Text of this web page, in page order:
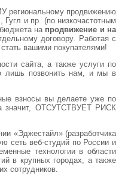
продвижению
и пр. (по низкочастотным
на продвижение и на
договору. Работая с
вашими покупателями!
сайта, а также услуги по
лишь позвонить нам, и мы в
взносы вы делаете уже по
а значит, ОТСУТСТВУЕТ РИСК
«Эджестайл» (разработчика
сеть веб-студий по России и
технологии в области
в крупных городах, а также
сотрудников.